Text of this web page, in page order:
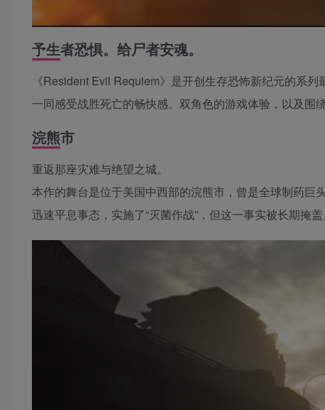
予生者恐惧。给尸者安魂。
《Resident Evil Requiem》是开创生存恐怖新纪元的系
一同感受战胜死亡的畅快感。双角色的游戏体验，以及围
浣熊市
重返那座灾难与绝望之城。
本作的舞台是位于美国中西部的浣熊市，曾是全球制药巨
迅速平息事态，实施了“灭菌作战”，但这一事实被长期掩盖